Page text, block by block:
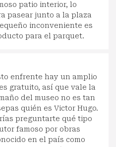
patio interior, lo
pasear junto a la plaza
inconveniente es
para el parquet.
enfrente hay un amplio
gratuito, así que vale la
del museo no es tan
quién es Victor Hugo.
preguntarte qué tipo
famoso por obras
en el país como